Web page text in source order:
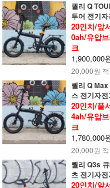
퀄리 Q
투어 전기자
20인치/앞
0ah/유압
크
1,900,000
20,000원 적
퀄리 Q Max
스 전기자전
20인치/풀
4ah/유압
크
1,780,000
20,000원 적
퀄리 Q3s
츠 전기자전
20인치/앞